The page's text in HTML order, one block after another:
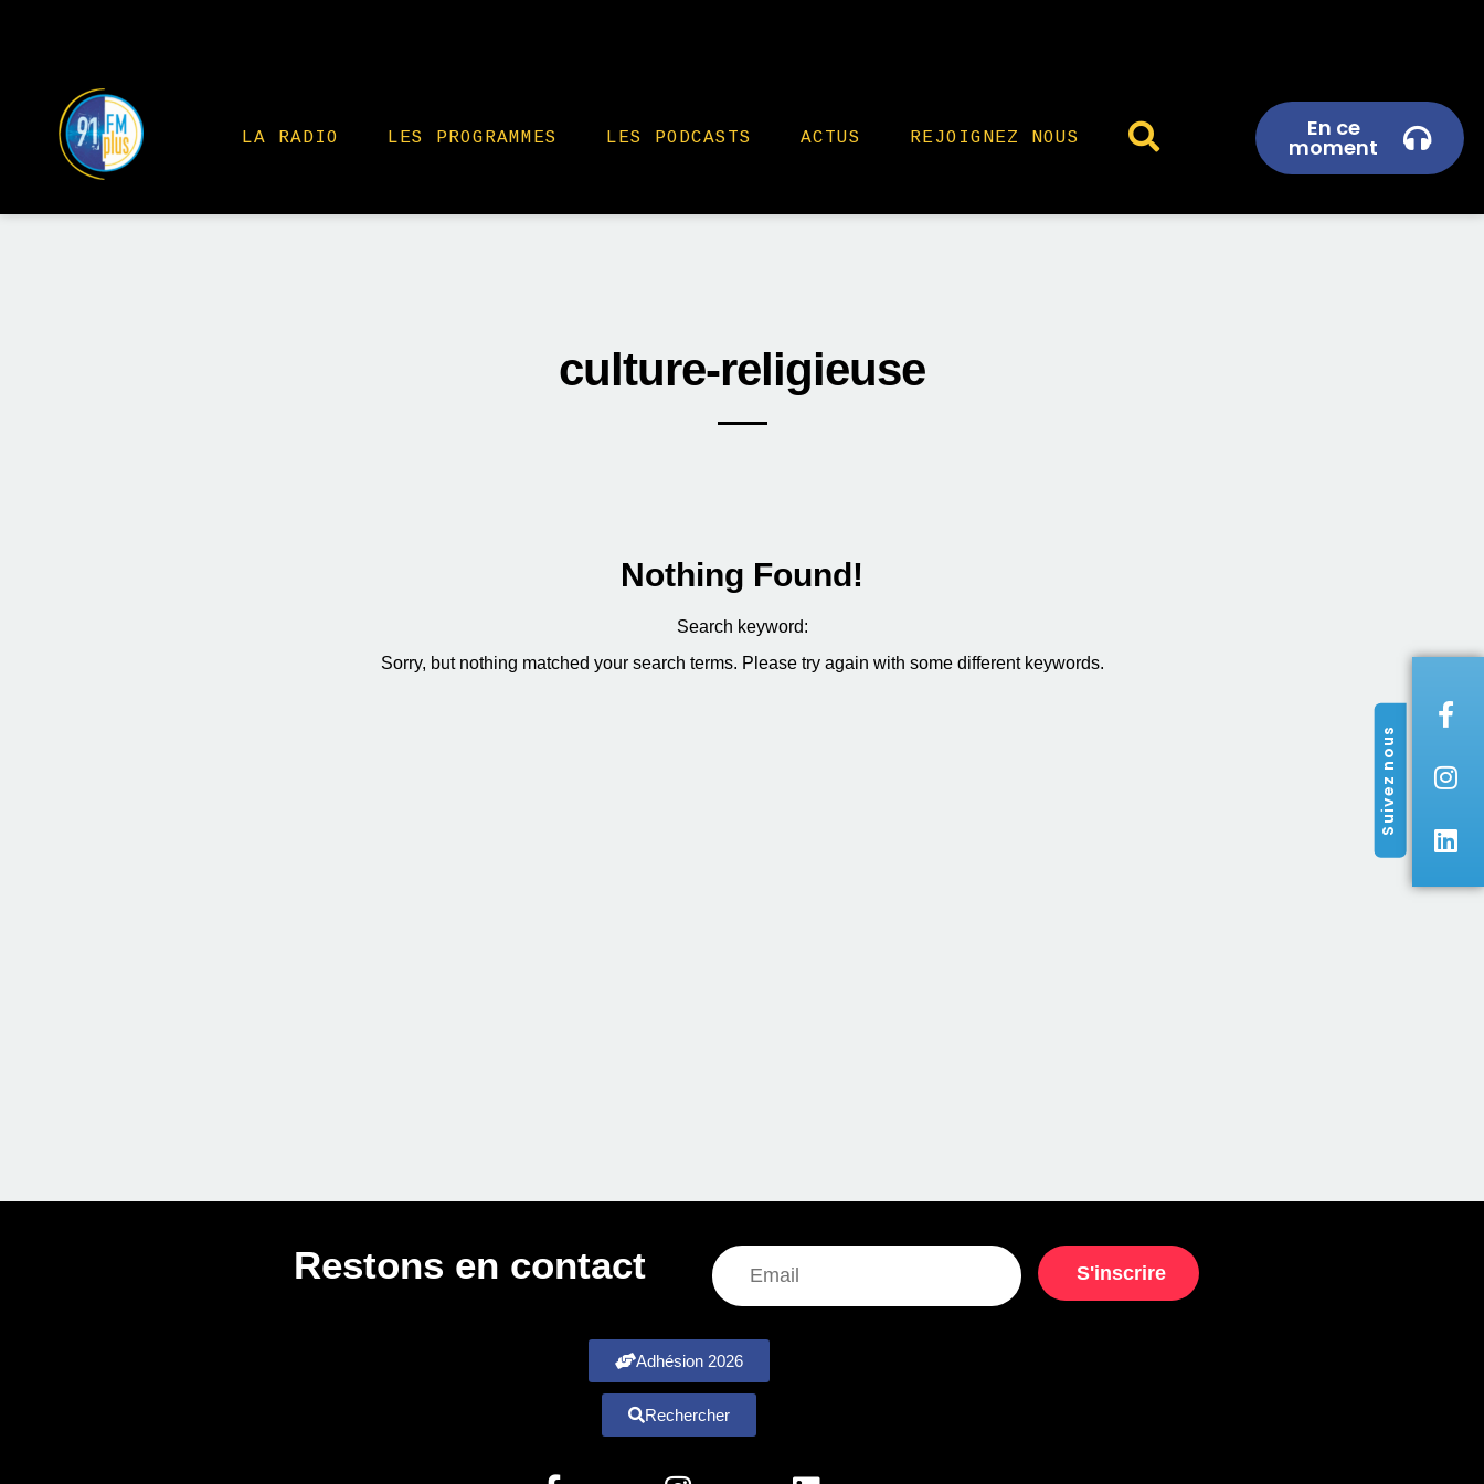
LA RADIO LES PROGRAMMES LES PODCASTS ACTUS REJOIGNEZ NOUS En ce
moment
Suivez nous
culture-religieuse
Nothing Found!
Search keyword:
Sorry, but nothing matched your search terms. Please try again with some different keywords.
Restons en contact S'inscrire
Adhésion 2026
Rechercher